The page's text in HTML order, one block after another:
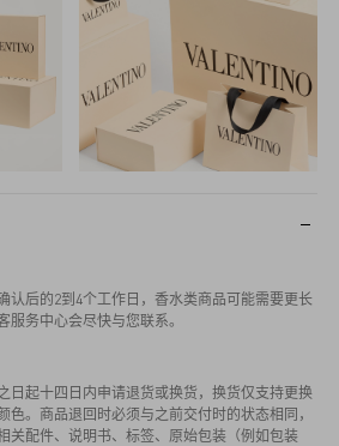
认后的2到4个工作日，香水类商品可能需要更长
服务中心会尽快与您联系。
日起十四日内申请退货或换货，换货仅支持更换
色。商品退回时必须与之前交付时的状态相同，
关配件、说明书、标签、原始包装（例如包装